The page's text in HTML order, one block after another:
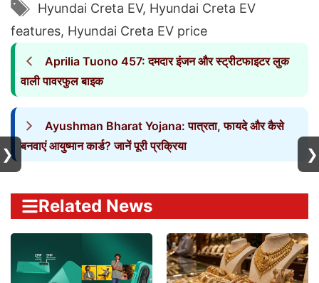
Hyundai Creta EV, Hyundai Creta EV
features, Hyundai Creta EV price
Aprilia Tuono 457: दमदार इंजन और स्ट्रीटफाइटर लुक
वाली पावरफुल बाइक
Ayushman Bharat Yojana: पात्रता, फायदे और कैसे
बनवाएं आयुष्मान कार्ड? जानें पूरी प्रक्रिया
Related News
❯ ❯